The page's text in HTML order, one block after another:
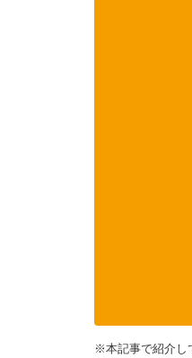
※本記事で紹介し